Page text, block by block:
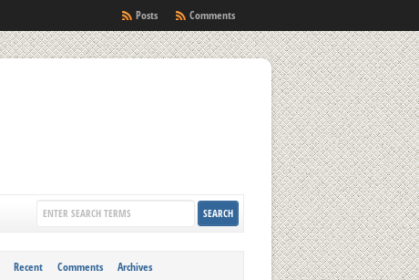
Comments
Posts
Recent Comments Archives